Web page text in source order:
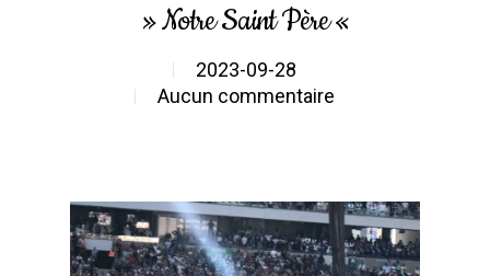
» Notre Saint Père «
2023-09-28
Aucun commentaire